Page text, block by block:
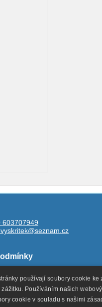
603707949
podmínky
používají soubory cookie ke
Používáním našich
cookie v souladu s našimi